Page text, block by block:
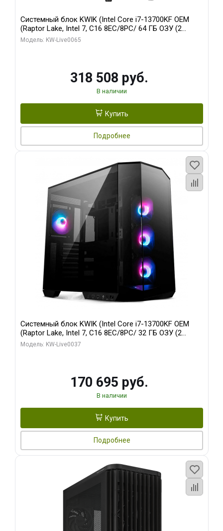
Системный блок KWIK (Intel Core i7-13700KF OEM
(Raptor Lake, Intel 7, C16 8EC/8PC/ 64 ГБ ОЗУ (2
модуля)/ ASUS RTX5080 PROART OC 16GB GDDR7
Модель: KW-Live0065
318 508 руб.
В наличии
Купить
Подробнее
Системный блок KWIK (Intel Core i7-13700KF OEM
(Raptor Lake, Intel 7, C16 8EC/8PC/ 32 ГБ ОЗУ (2
модуля)/ Gigabyte RTX5070 AERO OC 12GB GDDR7
Модель: KW-Live0037
170 695 руб.
В наличии
Купить
Подробнее